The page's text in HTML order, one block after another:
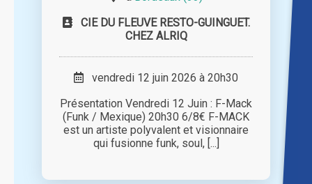
CIE DU FLEUVE RESTO-GUINGUET.
CHEZ ALRIQ
vendredi 12 juin 2026 à 20h30
Présentation Vendredi 12 Juin : F-Mack
(Funk / Mexique) 20h30 6/8€ F-MACK
est un artiste polyvalent et visionnaire
qui fusionne funk, soul, [...]